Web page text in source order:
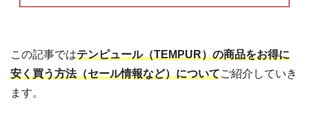
この記事ではテンピュール（TEMPUR）の商品をお得に
安く買う方法（セール情報など）についてご紹介していき
ます。